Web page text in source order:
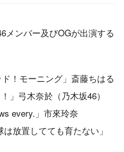
メンバー及びOGが出演する
！モーニング」斎藤ちはる
」弓木奈於（乃木坂46）
every.」市來玲奈
放置してても育たない」